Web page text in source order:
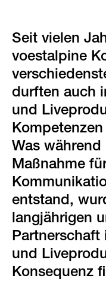
standorte
Seit vielen
voestalpine
durften auch
und
Was während
Maßnahme
entstand,
langjährigen
Partnerschaft
und
Konsequenz